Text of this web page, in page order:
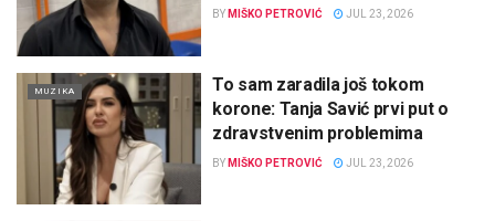
BY MIŠKO PETROVIĆ JUL 23, 2026
MUZIKA
To sam zaradila još tokom
korone: Tanja Savić prvi put o
zdravstvenim problemima
BY MIŠKO PETROVIĆ JUL 23, 2026